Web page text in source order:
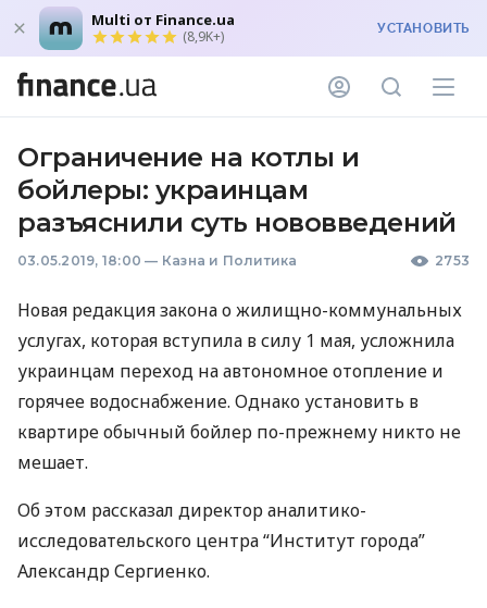
Multi от Finance.ua
(8,9K+) УСТАНОВИТЬ
Ограничение на котлы и
бойлеры: украинцам
разъяснили суть нововведений
03.05.2019, 18:00 — Казна и Политика 2753
Новая редакция закона о жилищно-коммунальных
услугах, которая вступила в силу 1 мая, усложнила
украинцам переход на автономное отопление и
горячее водоснабжение. Однако установить в
квартире обычный бойлер по-прежнему никто не
мешает.
Об этом рассказал директор аналитико-
исследовательского центра “Институт города”
Александр Сергиенко.